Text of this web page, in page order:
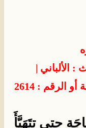
: الألباني |
: 2614
حتى تتَهَيَّأَ